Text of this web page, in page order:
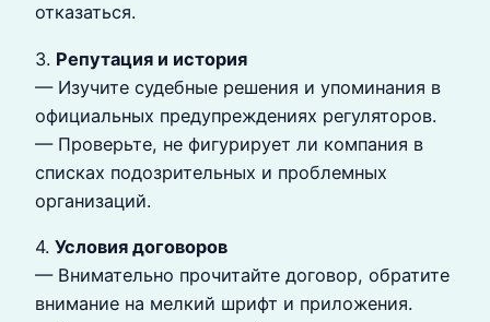
отказаться.
3. Репутация и история
— Изучите судебные решения и упоминания в
официальных предупреждениях регуляторов.
— Проверьте, не фигурирует ли компания в
списках подозрительных и проблемных
организаций.
4. Условия договоров
— Внимательно прочитайте договор, обратите
внимание на мелкий шрифт и приложения.